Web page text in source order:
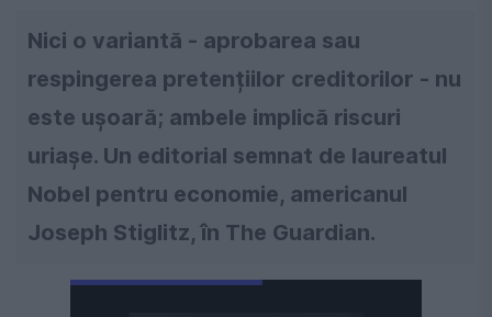
Nici o variantă - aprobarea sau
respingerea pretențiilor creditorilor - nu
este ușoară; ambele implică riscuri
uriașe. Un editorial semnat de laureatul
Nobel pentru economie, americanul
Joseph Stiglitz, în The Guardian.